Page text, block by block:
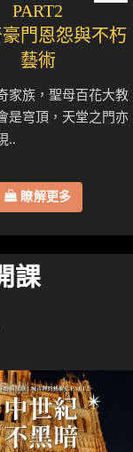
PART2
門恩怨與不朽
藝術
家族，聖母百花大教
是穹頂，天堂之門亦
..
瞭解更多
課